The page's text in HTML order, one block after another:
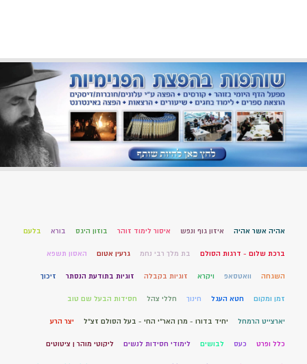
אהיה אשר אהיה איזון גוף ונפש איסור לימוד זוהר בוזון היגס בורא בלעם
ברכת שלום - דרגות הסולם בת מלך רבי נחמ גרעין אטום האסון תשפא
השגחה וואטסאפ ויקרא זוגיות בקבלה זוגיות בתודעת הנסתר זיכוך
זמן ומקום חטא העגל חינוך חללי צהל חסידות הבעל שם טוב
יארצייט הרמחל יחיד בדורו - מרן האר"י החי - בעל הסולם זצ"ל יצר הרע
כלל ופרט כעס לבושים לימודי חסידות לנשים ליקוטי מוהר ן ציטוטים